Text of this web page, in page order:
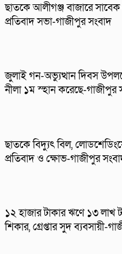
ছাতকে আলীগঞ্জ বাজারে সাবেক
প্রতিবাদ সভা-গাজীপুর সংবাদ
জুলাই গন-অভ্যুত্থান দিবস
নীলা ১ম স্হান করেছে-গাজীপুর
ছাতকে বিদ্যুৎ বিল,
প্রতিবাদ ও ক্ষোভ-গাজীপুর
১২ হাজার টাকার ঋণে ১৩ লাখ
শিকার, গ্রেপ্তার সুদ ব্যবসায়ী-